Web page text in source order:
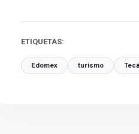
ETIQUETAS:
Edomex turismo